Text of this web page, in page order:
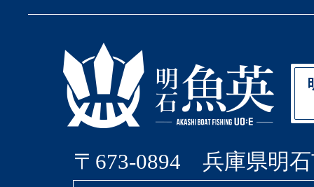
〒673-0894 兵庫県明石